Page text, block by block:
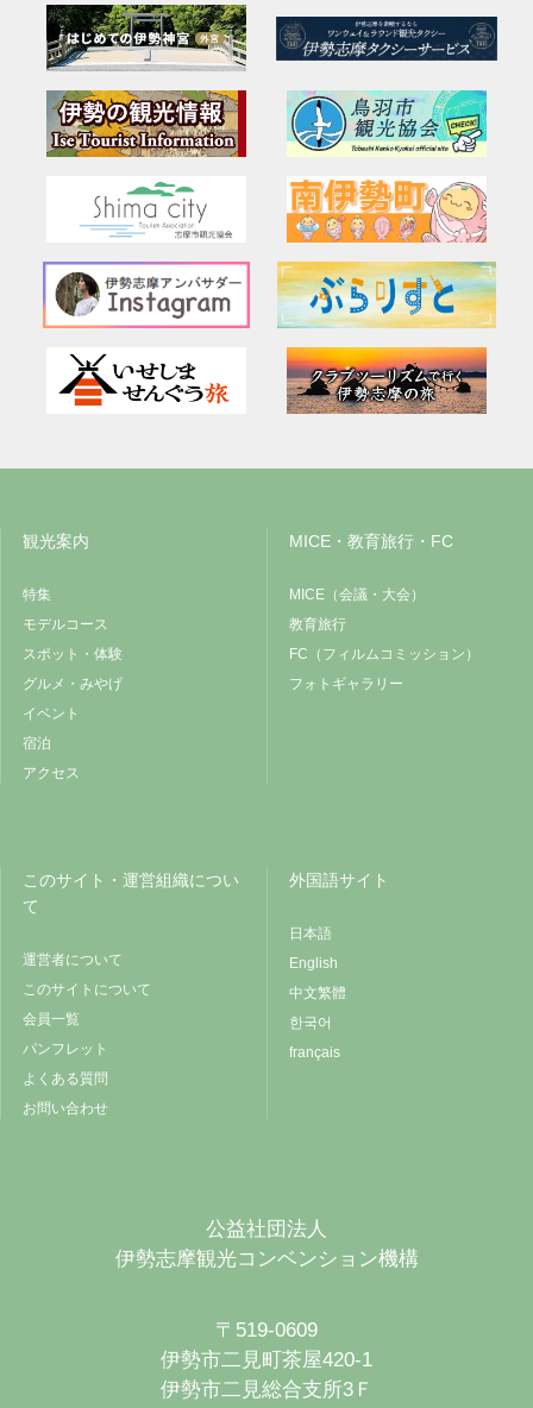
観光案内
特集
モデルコース
スポット・体験
グルメ・みやげ
イベント
宿泊
アクセス
MICE・教育旅行・FC
MICE（会議・大会）
教育旅行
FC（フィルムコミッション）
フォトギャラリー
このサイト・運営組織につい
て
運営者について
このサイトについて
会員一覧
パンフレット
よくある質問
お問い合わせ
外国語サイト
日本語
English
中文繁體
한국어
français
公益社団法人
伊勢志摩観光コンベンション機構
〒519-0609
伊勢市二見町茶屋420-1
伊勢市二見総合支所3Ｆ